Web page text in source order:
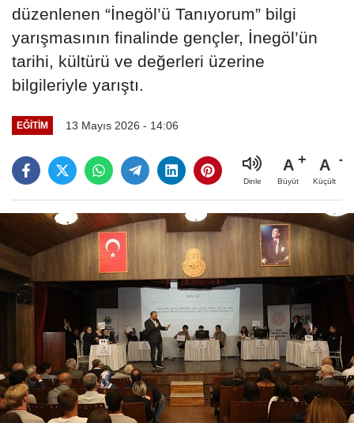
düzenlenen “İnegöl’ü Tanıyorum” bilgi
yarışmasının finalinde gençler, İnegöl’ün
tarihi, kültürü ve değerleri üzerine
bilgileriyle yarıştı.
EĞİTİM 13 Mayıs 2026 - 14:06
Dinle
A
Büyüt
A
Küçült